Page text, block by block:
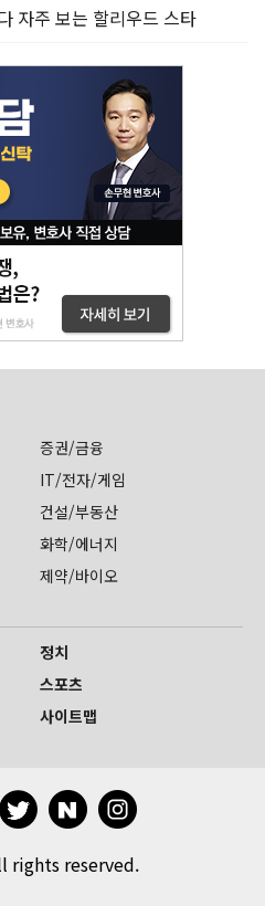
자주 보는 할리우드 스타
증권/금융
IT/전자/게임
건설/부동산
화학/에너지
제약/바이오
정치
스포츠
사이트맵
rights reserved.